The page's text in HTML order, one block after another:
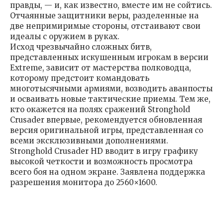
правды, — и, как известно, вместе им не сойтись.
Отчаянные защитники веры, разделенные на
две непримиримые стороны, отстаивают свои
идеалы с оружием в руках.
Исход чрезвычайно сложных битв,
представленных искушенным игрокам в версии
Extreme, зависит от мастерства полководца,
которому предстоит командовать
многотысячными армиями, возводить аванпосты
и осваивать новые тактические приемы. Тем же,
кто окажется на полях сражений Stronghold
Crusader впервые, рекомендуется обновленная
версия оригинальной игры, представленная со
всеми эксклюзивными дополнениями.
Stronghold Crusader HD вводит в игру графику
высокой четкости и возможность просмотра
всего боя на одном экране. Заявлена поддержка
разрешения монитора до 2560×1600.